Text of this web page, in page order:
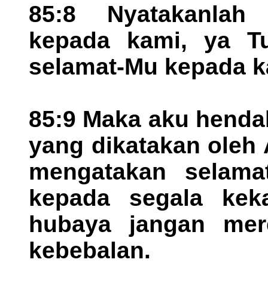
85:8 Nyatakanlah
kepada kami, ya
selamat-Mu kepada
85:9 Maka aku
yang dikatakan oleh
mengatakan
kepada segala
hubaya jangan
kebebalan.